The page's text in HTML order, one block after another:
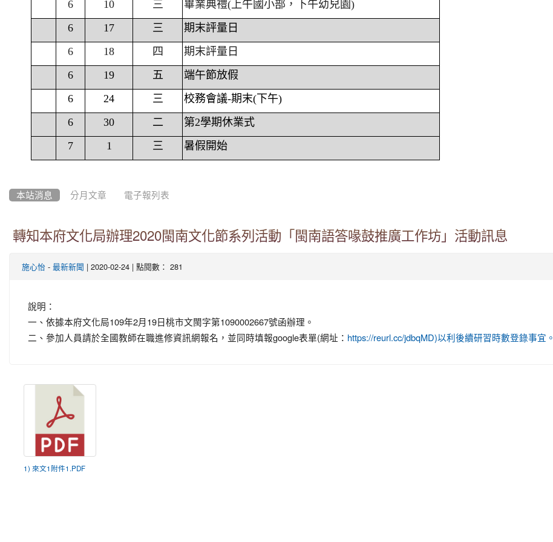
6 10 三
畢業典禮(上午國小部，下午幼兒園)
6
17 三
期末評量日
6
18 四
期末評量日
6
19 五
端午節放假
6
24 三
校務會議-期末(下午)
6
30 二
第2學期休業式
7
1 三 暑假開始
本站消息 分月文章 電子報列表
轉知本府文化局辦理2020閩南文化節系列活動「閩南語答喙鼓推廣工作坊」活動訊息
施心怡 - 最新新聞 | 2020-02-24 | 點閱數： 281
說明：
一、依據本府文化局109年2月19日桃市文閩字第1090002667號函辦理。
二、參加人員請於全國教師在職進修資訊網報名，並同時填報google表單(網址： https://reurl.cc/jdbqMD)以利後續研習時數登錄事宜。
1) 來文1附件1.PDF